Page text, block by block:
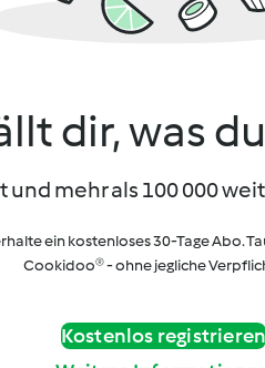
dir, was
und mehr als 100 000
ein kostenloses 30-Tage Abo.
Cookidoo® - ohne jegliche
Kostenlos registrieren